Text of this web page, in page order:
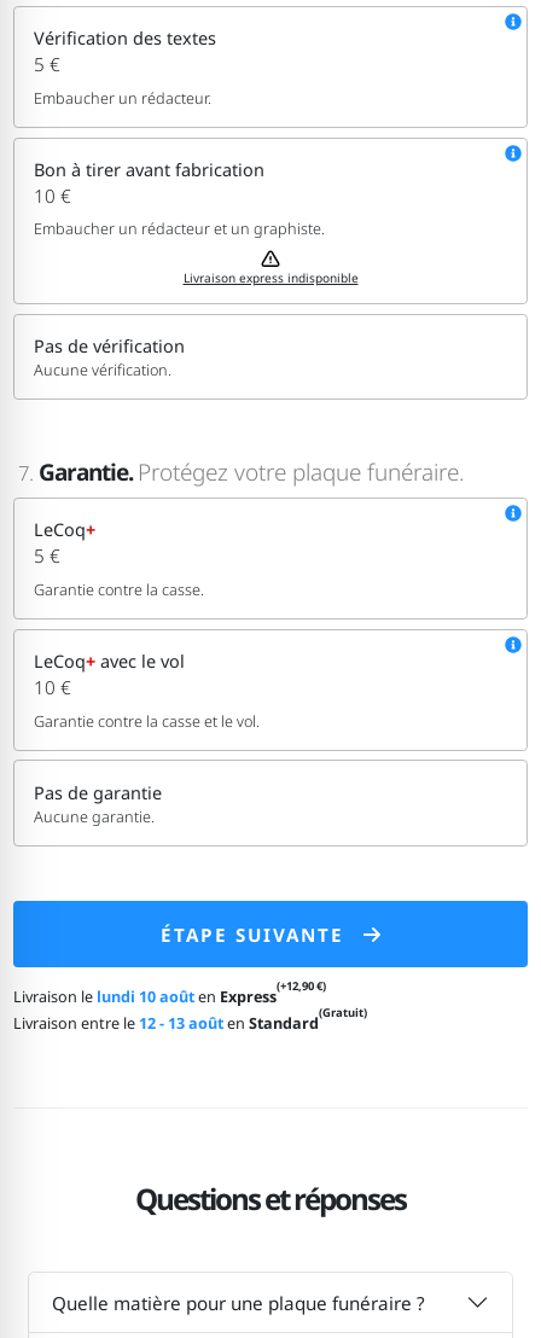
Vérification des textes
5 €
Embaucher un rédacteur.
Bon à tirer avant fabrication
10 €
Embaucher un rédacteur et un graphiste.
Livraison express indisponible
Pas de vérification
Aucune vérification.
7. Garantie. Protégez votre plaque funéraire.
LeCoq+
5 €
Garantie contre la casse.
LeCoq+avec le vol
10 €
Garantie contre la casse et le vol.
Pas de garantie
Aucune garantie.
ÉTAPE SUIVANTE
Livraison le lundi 10 aoûten Express(+12,90 €)
Livraison entre le 12 - 13 aoûtenStandard(Gratuit)
Questions et réponses
Quelle matière pour une plaque funéraire ?